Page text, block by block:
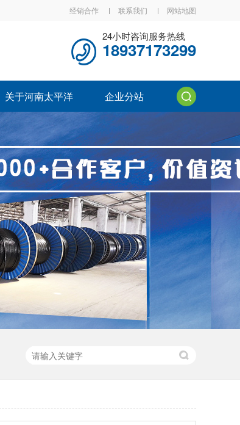
经销合作 联系我们 网站地图
24小时咨询服务热线
18937173299
关于河南太平洋 企业分站